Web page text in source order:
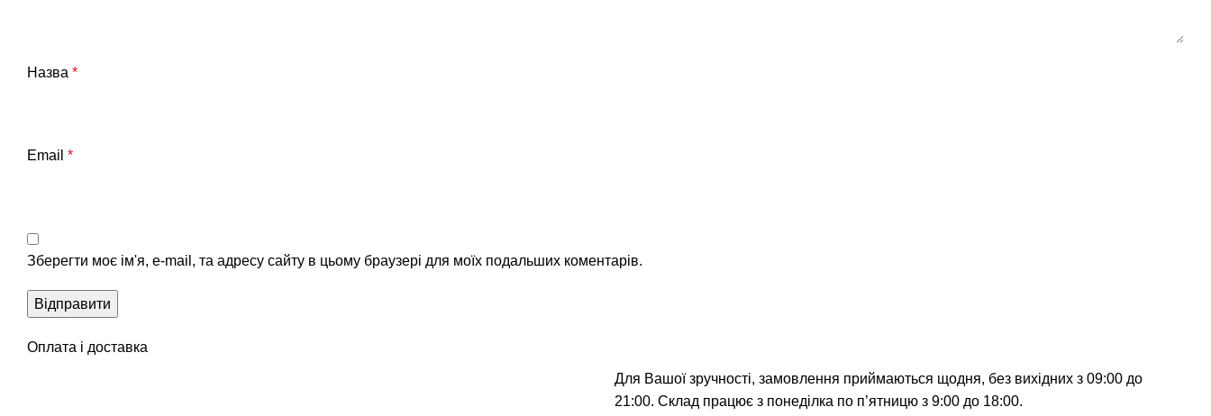
Назва *
Email *
Зберегти моє ім'я, e-mail, та адресу сайту в цьому браузері для моїх подальших коментарів.
Оплата і доставка
Для Вашої зручності, замовлення приймаються щодня, без вихідних з 09:00 до
21:00. Склад працює з понеділка по п’ятницю з 9:00 до 18:00.